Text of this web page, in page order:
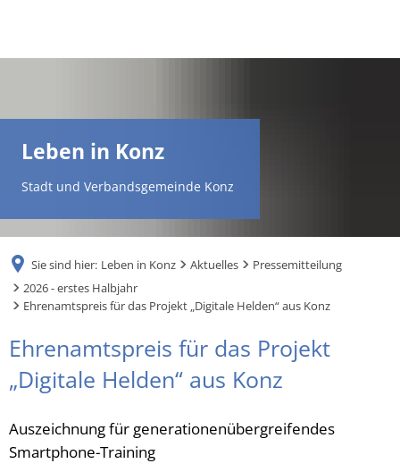
RU
Leben in Konz
Stadt und Verbandsgemeinde Konz
Sie sind hier: Leben in Konz Aktuelles
Pressemitteilung
2026 - erstes Halbjahr
Ehrenamtspreis für das Projekt „Digitale Helden“ aus Konz
Ehrenamtspreis für das Projekt
„Digitale Helden“ aus Konz
Auszeichnung für generationenübergreifendes
Smartphone-Training